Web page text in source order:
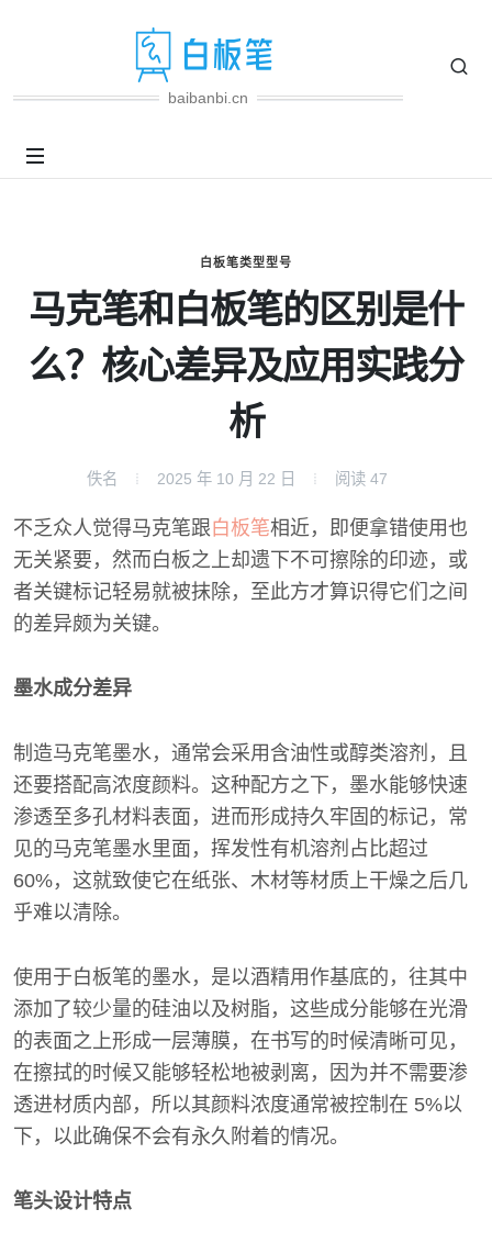
baibanbi.cn
白板笔类型型号
马克笔和白板笔的区别是什
么？核心差异及应用实践分
析
佚名 2025 年 10 月 22 日 阅读 47
不乏众人觉得马克笔跟白板笔相近，即便拿错使用也
无关紧要，然而白板之上却遗下不可擦除的印迹，或
者关键标记轻易就被抹除，至此方才算识得它们之间
的差异颇为关键。
墨水成分差异
制造马克笔墨水，通常会采用含油性或醇类溶剂，且
还要搭配高浓度颜料。这种配方之下，墨水能够快速
渗透至多孔材料表面，进而形成持久牢固的标记，常
见的马克笔墨水里面，挥发性有机溶剂占比超过
60%，这就致使它在纸张、木材等材质上干燥之后几
乎难以清除。
使用于白板笔的墨水，是以酒精用作基底的，往其中
添加了较少量的硅油以及树脂，这些成分能够在光滑
的表面之上形成一层薄膜，在书写的时候清晰可见，
在擦拭的时候又能够轻松地被剥离，因为并不需要渗
透进材质内部，所以其颜料浓度通常被控制在 5%以
下，以此确保不会有永久附着的情况。
笔头设计特点